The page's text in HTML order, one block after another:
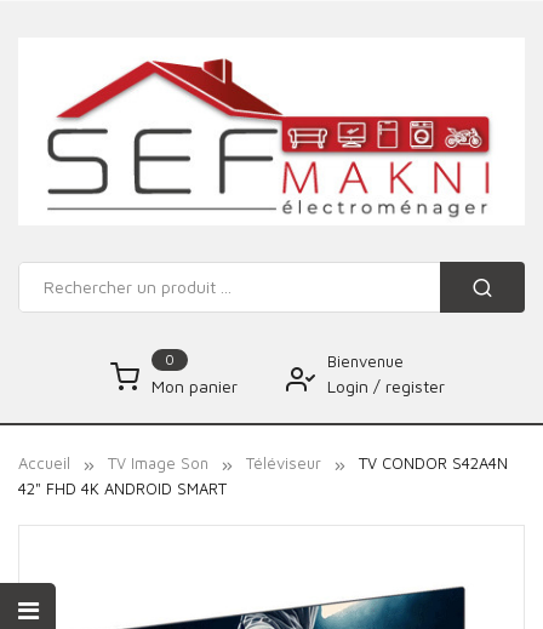
0
Mon panier
Bienvenue
Login / register
Accueil TV Image Son Téléviseur
TV CONDOR S42A4N
42" FHD 4K ANDROID SMART